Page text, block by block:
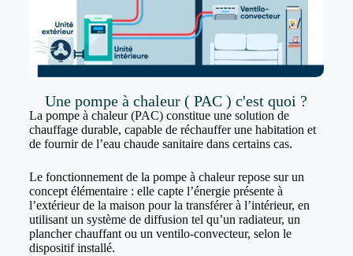
Une pompe à chaleur ( PAC ) c'est quoi ?
La pompe à chaleur (PAC) constitue une solution de
chauffage durable, capable de réchauffer une habitation et
de fournir de l’eau chaude sanitaire dans certains cas.
Le fonctionnement de la pompe à chaleur repose sur un
concept élémentaire : elle capte l’énergie présente à
l’extérieur de la maison pour la transférer à l’intérieur, en
utilisant un système de diffusion tel qu’un radiateur, un
plancher chauffant ou un ventilo-convecteur, selon le
dispositif installé.